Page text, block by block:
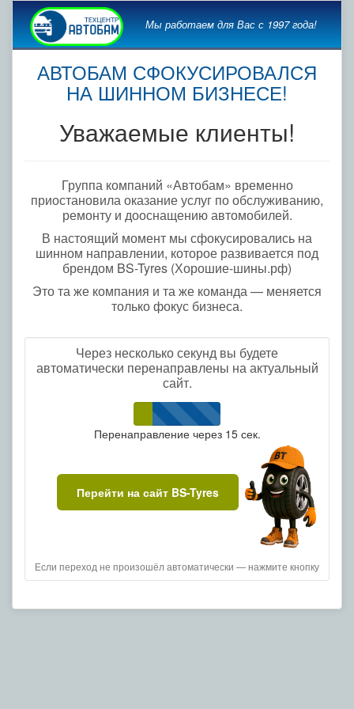
Мы работаем для Вас с 1997 года!
АВТОБАМ СФОКУСИРОВАЛСЯ
НА ШИННОМ БИЗНЕСЕ!
Уважаемые клиенты!
Группа компаний «Автобам» временно
приостановила оказание услуг по обслуживанию,
ремонту и дооснащению автомобилей.
В настоящий момент мы сфокусировались на
шинном направлении, которое развивается под
брендом BS-Tyres (Хорошие-шины.рф)
Это та же компания и та же команда — меняется
только фокус бизнеса.
Через несколько секунд вы будете
автоматически перенаправлены на актуальный
сайт.
Перенаправление через 15сек.
Перейти на сайт BS-Tyres
Если переход не произошёл автоматически — нажмите кнопку